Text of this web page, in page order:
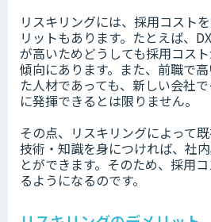
リスキリングには、採用コスト
リットもあります。たとえば、
が高いためどうしても採用コス
傾向にあります。また、前職で
た人材であっても、新しい会社
に発揮できるとは限りません。
その点、リスキリングによって
技術・知識を身につければ、社
とができます。そのため、採用
るようになるのです。